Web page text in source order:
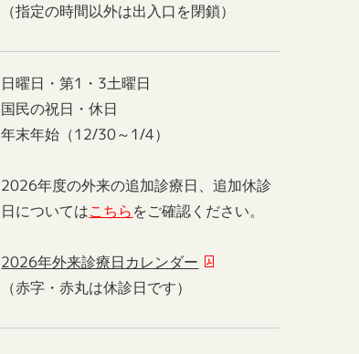
（指定の時間以外は出入口を閉鎖）
日曜日・第1・3土曜日
国民の祝日・休日
年末年始（12/30～1/4）
2026年度の外来の追加診療日、追加休診
日についてはこちらをご確認ください。
2026年外来診療日カレンダー
（赤字・赤丸は休診日です）